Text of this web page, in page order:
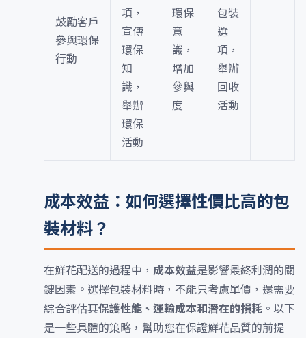
鼓勵客戶
參與環保
行動
項，
宣傳
環保
知
識，
舉辦
環保
活動
環保
意
識，
增加
參與
度
包裝
選
項，
舉辦
回收
活動
成本效益：如何選擇性價比高的包
裝材料？
在鮮花配送的過程中， 成本效益是影響最終利潤的關
鍵因素。選擇包裝材料時，不能只考慮單價，還需要
綜合評估其保護性能、運輸成本和潛在的損耗 。以下
是一些具體的策略，幫助您在保證鮮花品質的前提